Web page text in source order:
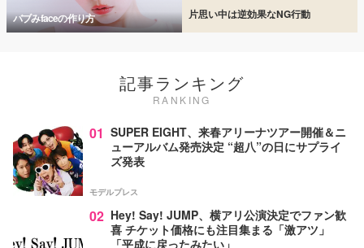
バブみfaceの作り方 片思い中は逆効果なNG行動
記事ランキング
RANKING
01 SUPER EIGHT、来春アリーナツアー開催＆ニ
ューアルバム発売決定 “超八”の日にサプライ
ズ発表
モデルプレス
02 Hey! Say! JUMP、横アリ公演決定でファン歓
喜 チケット価格にも注目集まる「激アツ」
「平成に戻ったみたい」